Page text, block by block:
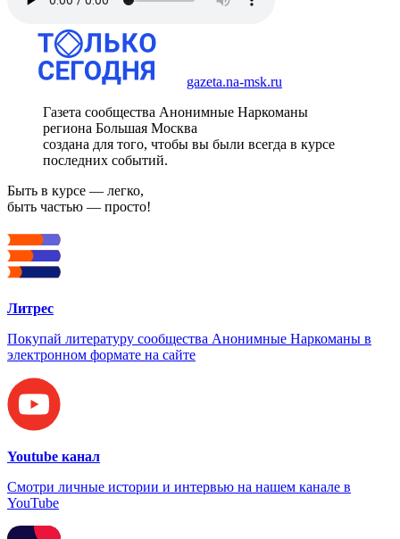
gazeta.na-msk.ru
Газета сообщества Анонимные Наркоманы
региона Большая Москва
создана для того, чтобы вы были всегда в курсе
последних событий.
Быть в курсе — легко,
быть частью — просто!
Литрес
Покупай литературу сообщества Анонимные Наркоманы в
электронном формате на сайте
Youtube канал
Смотри личные истории и интервью на нашем канале в
YouTube